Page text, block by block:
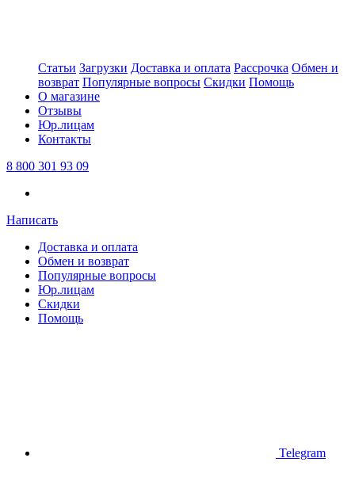
Статьи Загрузки Доставка и оплата Рассрочка Обмен и
возврат Популярные вопросы Скидки Помощь
О магазине
Отзывы
Юр.лицам
Контакты
8 800 301 93 09
Написать
Доставка и оплата
Обмен и возврат
Популярные вопросы
Юр.лицам
Скидки
Помощь
Telegram